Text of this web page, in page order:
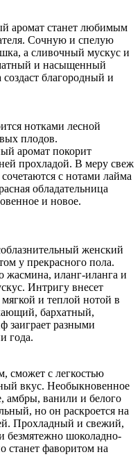
аромат станет любимым
Сочную и спелую
а сливочный мускус и
и насыщенный
благородный и
нотками лесной
плодов.
аромат покорит
прохладой. В меру свеж
с нотами лайма
обладательница
и новое.
женский
у прекрасного пола.
жасмина, иланг-иланга и
Интригу внесет
и теплой нотой в
бархатный,
заиграет разными
года.
с легкостью
вкус. Необыкновенное
амбры, ванили и белого
но он раскроется на
Прохладный и свежий,
безмятежно шоколадно-
станет фаворитом на